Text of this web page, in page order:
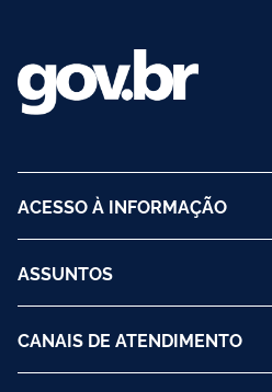
ACESSO À INFORMAÇÃO
ASSUNTOS
CANAIS DE ATENDIMENTO